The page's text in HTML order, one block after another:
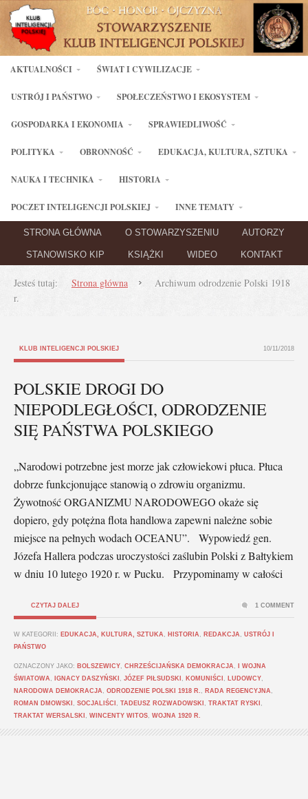
AKTUALNOŚCI ŚWIAT I CYWILIZACJE
USTRÓJ I PAŃSTWO SPOŁECZEŃSTWO I EKOSYSTEM
GOSPODARKA I EKONOMIA SPRAWIEDLIWOŚĆ
POLITYKA OBRONNOŚĆ EDUKACJA, KULTURA, SZTUKA
NAUKA I TECHNIKA HISTORIA
POCZET INTELIGENCJI POLSKIEJ INNE TEMATY
STRONA GŁÓWNA O STOWARZYSZENIU AUTORZY
STANOWISKO KIP KSIĄŻKI WIDEO KONTAKT
Jesteś tutaj: Strona główna
Archiwum odrodzenie Polski 1918
r.
KLUB INTELIGENCJI POLSKIEJ 10/11/2018
POLSKIE DROGI DO
NIEPODLEGŁOŚCI, ODRODZENIE
SIĘ PAŃSTWA POLSKIEGO
„Narodowi potrzebne jest morze jak człowiekowi płuca. Płuca
dobrze funkcjonujące stanowią o zdrowiu organizmu.
Żywotność ORGANIZMU NARODOWEGO okaże się
dopiero, gdy potężna flota handlowa zapewni należne sobie
miejsce na pełnych wodach OCEANU”. Wypowiedź gen.
Józefa Hallera podczas uroczystości zaślubin Polski z Bałtykiem
w dniu 10 lutego 1920 r. w Pucku. Przypominamy w całości
CZYTAJ DALEJ
W KATEGORII: EDUKACJA, KULTURA, SZTUKA HISTORIA REDAKCJA
USTRÓJ I
PAŃSTWO
OZNACZONY JAKO: BOLSZEWICY CHRZEŚCIJAŃSKA DEMOKRACJA
I WOJNA
ŚWIATOWA
IGNACY DASZYŃSKI JÓZEF PIŁSUDSKI KOMUNIŚCI LUDOWCY
NARODOWA DEMOKRACJA
ODRODZENIE POLSKI 1918 R. RADA REGENCYJNA
ROMAN DMOWSKI
SOCJALIŚCI TADEUSZ ROZWADOWSKI TRAKTAT RYSKI
TRAKTAT WERSALSKI
WINCENTY WITOS WOJNA 1920 R.
1 COMMENT